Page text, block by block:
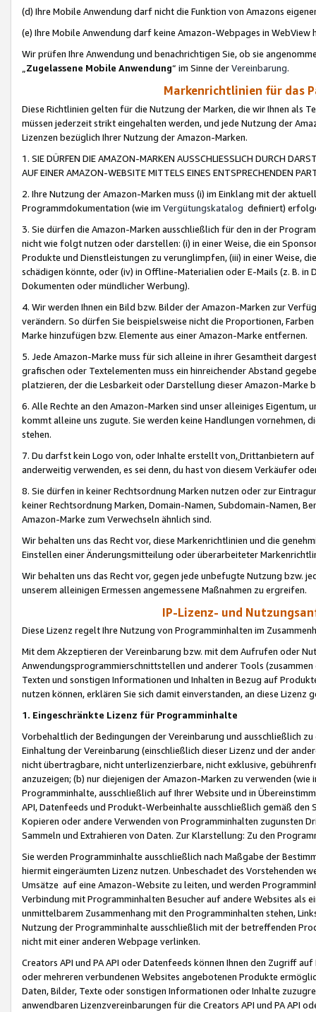
(d) Ihre Mobile Anwendung darf nicht die Funktion von Amazons
(e) Ihre Mobile Anwendung darf keine Amazon-Webpages in WebView
Wir prüfen Ihre Anwendung und benachrichtigen Sie, ob sie
„Zugelassene Mobile Anwendung“ im Sinne derVereinbarung.
Markenrichtlinien für das
Diese Richtlinien gelten für die Nutzung der Marken, die wir Ihnen als
müssen jederzeit strikt eingehalten werden, und jede Nutzung der
Lizenzen bezüglich Ihrer Nutzung der Amazon-Marken.
1. SIE DÜRFEN DIE AMAZON-MARKEN AUSSCHLIESSLICH DURCH
AUF EINER AMAZON-WEBSITE MITTELS EINES ENTSPRECHENDEN
2. Ihre Nutzung der Amazon-Marken muss (i) im Einklang mit der
Programmdokumentation (wie im Vergütungskatalog definiert)
3. Sie dürfen die Amazon-Marken ausschließlich für den in der
nicht wie folgt nutzen oder darstellen: (i) in einer Weise, die ein
Produkte und Dienstleistungen zu verunglimpfen, (iii) in einer Weise,
schädigen könnte, oder (iv) in Offline-Materialien oder E-Mails (z. B. in
Dokumenten oder mündlicher Werbung).
4. Wir werden Ihnen ein Bild bzw. Bilder der Amazon-Marken zur
verändern. So dürfen Sie beispielsweise nicht die Proportionen,
Marke hinzufügen bzw. Elemente aus einer Amazon-Marke entfernen.
5. Jede Amazon-Marke muss für sich alleine in ihrer Gesamtheit
grafischen oder Textelementen muss ein hinreichender Abstand
platzieren, der die Lesbarkeit oder Darstellung dieser Amazon-Marke
6. Alle Rechte an den Amazon-Marken sind unser alleiniges
kommt alleine uns zugute. Sie werden keine Handlungen vornehmen,
stehen.
7. Du darfst kein Logo von, oder Inhalte erstellt von,Drittanbietern auf
anderweitig verwenden, es sei denn, du hast von diesem Verkäufer
8. Sie dürfen in keiner Rechtsordnung Marken nutzen oder zur
keiner Rechtsordnung Marken, Domain-Namen, Subdomain-Namen,
Amazon-Marke zum Verwechseln ähnlich sind.
Wir behalten uns das Recht vor, diese Markenrichtlinien und die
Einstellen einer Änderungsmitteilung oder überarbeiteter
Wir behalten uns das Recht vor, gegen jede unbefugte Nutzung bzw.
unserem alleinigen Ermessen angemessene Maßnahmen zu ergreifen.
IP-Lizenz- und
Diese Lizenz regelt Ihre Nutzung von Programminhalten im
Mit dem Akzeptieren der Vereinbarung bzw. mit dem Aufrufen oder
Anwendungsprogrammierschnittstellen und anderer Tools (zusammen
Texten und sonstigen Informationen und Inhalten in Bezug auf
nutzen können, erklären Sie sich damit einverstanden, an diese Lizenz
1. Eingeschränkte Lizenz für Programminhalte
Vorbehaltlich der Bedingungen der Vereinbarung und ausschließlich
Einhaltung der Vereinbarung (einschließlich dieser Lizenz und der
nicht übertragbare, nicht unterlizenzierbare, nicht exklusive,
anzuzeigen; (b) nur diejenigen der Amazon-Marken zu verwenden
Programminhalte, ausschließlich auf Ihrer Website und in
API, Datenfeeds und Produkt-Werbeinhalte ausschließlich gemäß
Kopieren oder andere Verwenden von Programminhalten zugunsten
Sammeln und Extrahieren von Daten. Zur Klarstellung: Zu den
Sie werden Programminhalte ausschließlich nach Maßgabe der
hiermit eingeräumten Lizenz nutzen. Unbeschadet des Vorstehenden
Umsätze auf eine Amazon-Website zu leiten, und werden
Verbindung mit Programminhalten Besucher auf andere Websites als
unmittelbarem Zusammenhang mit den Programminhalten stehen,
Nutzung der Programminhalte ausschließlich mit der betreffenden
nicht mit einer anderen Webpage verlinken.
Creators API und PA API oder Datenfeeds können Ihnen den Zugriff
oder mehreren verbundenen Websites angebotenen Produkte
Daten, Bilder, Texte oder sonstigen Informationen oder Inhalte
anwendbaren Lizenzvereinbarungen für die Creators API und PA API